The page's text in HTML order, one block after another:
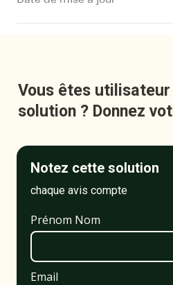
Vous êtes
solution ? Donnez
Notez cette solution
chaque avis compte
Prénom Nom
Email